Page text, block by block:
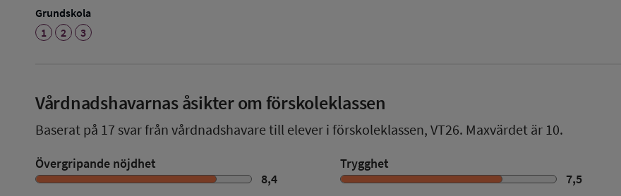
Grundskola
1
2 3
Vårdnadshavarnas åsikter om förskoleklassen
Baserat på 17 svar från vårdnadshavare till elever i förskoleklassen, VT26. Maxvärdet är 10.
Övergripande nöjdhet
8,4
Trygghet
7,5